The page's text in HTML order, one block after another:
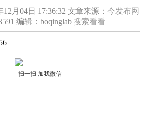
月04日 17:36:32 文章来源： 今发布网
编辑：boqinglab 搜索看看
扫一扫 加我微信